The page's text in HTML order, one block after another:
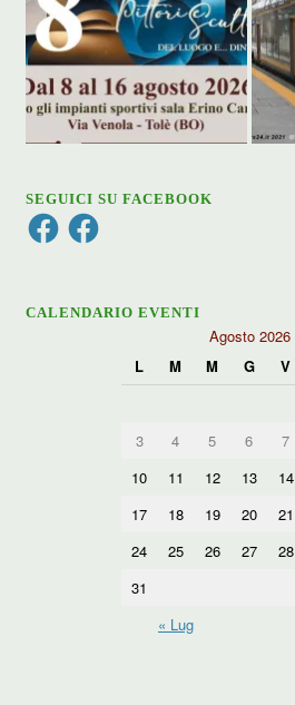
SEGUICI SU FACEBOOK
FacebookFacebook
CALENDARIO EVENTI
Agosto 2026
L
M M G V
3
4 5 6 7
10 11 12 13 14
17
18 19 20 21
24
25 26 27 28
31
« Lug